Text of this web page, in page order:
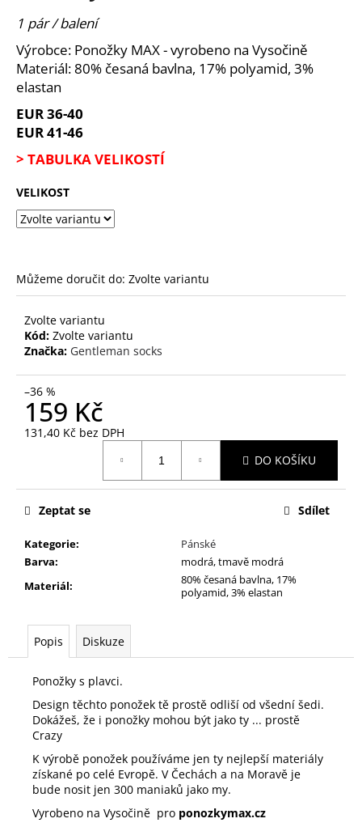
0,0
z
5
hvězdiček.
1 pár / balení
Výrobce: Ponožky MAX - vyrobeno na Vysočině
Materiál: 80% česaná bavlna, 17% polyamid, 3%
elastan
EUR 36-40
EUR 41-46
> TABULKA VELIKOSTÍ
VELIKOST
Můžeme doručit do: Zvolte variantu
Zvolte variantu
Kód: Zvolte variantu
Značka: Gentleman socks
–36 %
159 Kč
131,40 Kč bez DPH
DO KOŠÍKU
Kategorie:
Pánské
Barva:
modrá, tmavě modrá
Materiál:
80% česaná bavlna, 17%
polyamid, 3% elastan
Zeptat se Sdílet
Popis Diskuze
Ponožky s plavci.
Design těchto ponožek tě prostě odliší od všední šedi.
Dokážeš, že i ponožky mohou být jako ty ... prostě
Crazy
K výrobě ponožek používáme jen ty nejlepší materiály
získané po celé Evropě. V Čechách a na Moravě je
bude nosit jen 300 maniaků jako my.
Vyrobeno na Vysočině pro ponozkymax.cz
a
j
í
t
?
o
p
o
u
m
NORD
99
Kč